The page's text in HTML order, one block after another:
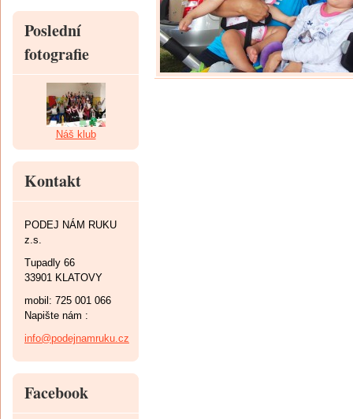
Poslední
fotografie
Náš klub
Kontakt
PODEJ NÁM RUKU
z.s.
Tupadly 66
33901 KLATOVY
mobil: 725 001 066
Napište nám :
info@podejnamruku.cz
Facebook